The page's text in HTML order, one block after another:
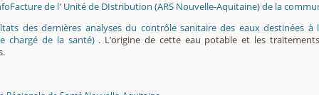
de l' Unité de DIstribution (ARS Nouvelle-Aquitaine) de la
des dernières analyses du contrôle sanitaire des eaux destinées
chargé de la santé) . L’origine de cette eau potable et les